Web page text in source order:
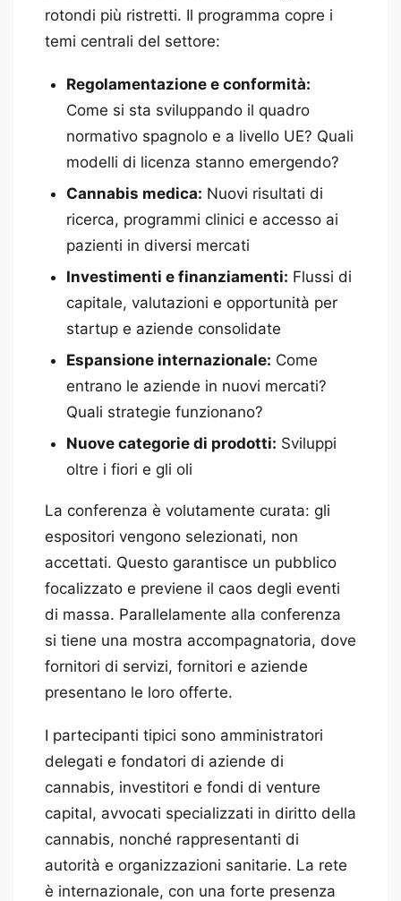
rotondi più ristretti. Il programma copre i
temi centrali del settore:
Regolamentazione e conformità:
Come si sta sviluppando il quadro
normativo spagnolo e a livello UE? Quali
modelli di licenza stanno emergendo?
Cannabis medica: Nuovi risultati di
ricerca, programmi clinici e accesso ai
pazienti in diversi mercati
Investimenti e finanziamenti: Flussi di
capitale, valutazioni e opportunità per
startup e aziende consolidate
Espansione internazionale: Come
entrano le aziende in nuovi mercati?
Quali strategie funzionano?
Nuove categorie di prodotti: Sviluppi
oltre i fiori e gli oli
La conferenza è volutamente curata: gli
espositori vengono selezionati, non
accettati. Questo garantisce un pubblico
focalizzato e previene il caos degli eventi
di massa. Parallelamente alla conferenza
si tiene una mostra accompagnatoria, dove
fornitori di servizi, fornitori e aziende
presentano le loro offerte.
I partecipanti tipici sono amministratori
delegati e fondatori di aziende di
cannabis, investitori e fondi di venture
capital, avvocati specializzati in diritto della
cannabis, nonché rappresentanti di
autorità e organizzazioni sanitarie. La rete
è internazionale, con una forte presenza